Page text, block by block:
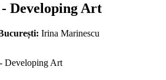
Developing Art
Irina Marinescu